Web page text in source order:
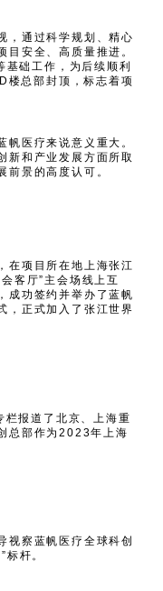
，通过科学规划、精心
目安全、高质量推进。
础工作，为后续顺利
楼总部封顶，标志着项
帆医疗来说意义重大。
新和产业发展方面所取
前景的高度认可。
在项目所在地上海张江
客厅”主会场线上互
成功签约并举办了蓝帆
，正式加入了张江世界
栏报道了北京、上海重
总部作为2023年上海
视察蓝帆医疗全球科创
杆。